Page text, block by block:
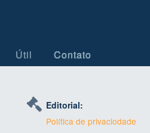
Útil Contato
Editorial:
Política de privaciodade